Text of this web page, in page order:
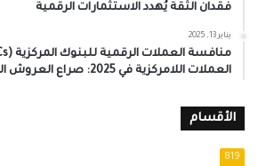
فقدان الثقة يُهدد الاستثمارات الرقمية
يناير 13, 2025
العملات اللامركزية في 2025: صراع العروش الرقمية
الأقسام
819